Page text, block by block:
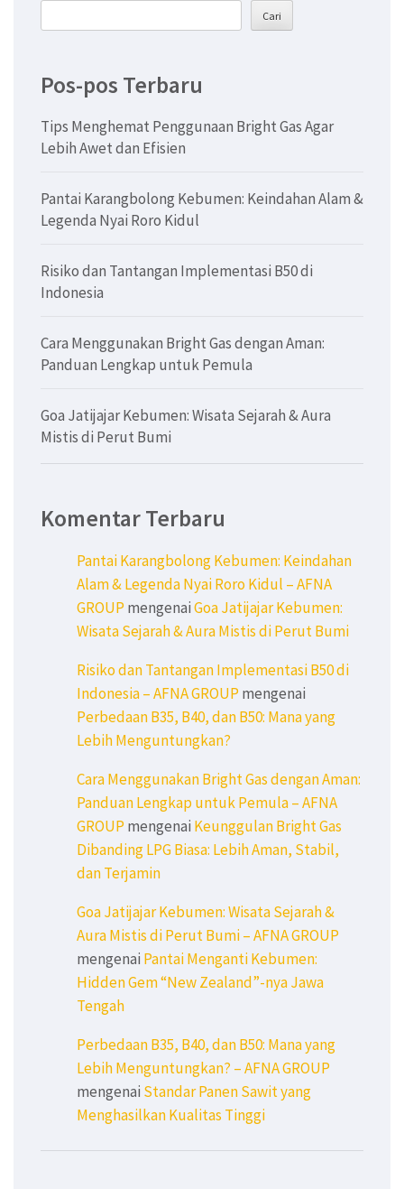
Cari
Pos-pos Terbaru
Tips Menghemat Penggunaan Bright Gas Agar
Lebih Awet dan Efisien
Pantai Karangbolong Kebumen: Keindahan Alam &
Legenda Nyai Roro Kidul
Risiko dan Tantangan Implementasi B50 di
Indonesia
Cara Menggunakan Bright Gas dengan Aman:
Panduan Lengkap untuk Pemula
Goa Jatijajar Kebumen: Wisata Sejarah & Aura
Mistis di Perut Bumi
Komentar Terbaru
Pantai Karangbolong Kebumen: Keindahan
Alam & Legenda Nyai Roro Kidul – AFNA
GROUPmengenaiGoa Jatijajar Kebumen:
Wisata Sejarah & Aura Mistis di Perut Bumi
Risiko dan Tantangan Implementasi B50 di
Indonesia – AFNA GROUPmengenai
Perbedaan B35, B40, dan B50: Mana yang
Lebih Menguntungkan?
Cara Menggunakan Bright Gas dengan Aman:
Panduan Lengkap untuk Pemula – AFNA
GROUPmengenai Keunggulan Bright Gas
Dibanding LPG Biasa: Lebih Aman, Stabil,
dan Terjamin
Goa Jatijajar Kebumen: Wisata Sejarah &
Aura Mistis di Perut Bumi – AFNA GROUP
mengenai Pantai Menganti Kebumen:
Hidden Gem “New Zealand”-nya Jawa
Tengah
Perbedaan B35, B40, dan B50: Mana yang
Lebih Menguntungkan? – AFNA GROUP
mengenai Standar Panen Sawit yang
Menghasilkan Kualitas Tinggi